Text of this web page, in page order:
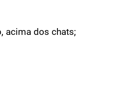
acima dos chats;